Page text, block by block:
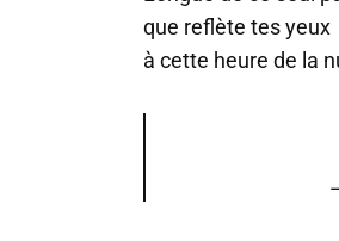
que reflète tes yeux
à cette heure de la